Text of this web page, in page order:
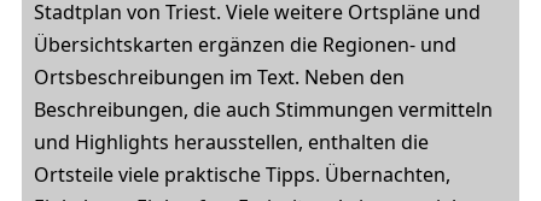
Stadtplan von Triest. Viele weitere Ortspläne und
Übersichtskarten ergänzen die Regionen- und
Ortsbeschreibungen im Text. Neben den
Beschreibungen, die auch Stimmungen vermitteln
und Highlights herausstellen, enthalten die
Ortsteile viele praktische Tipps. Übernachten,